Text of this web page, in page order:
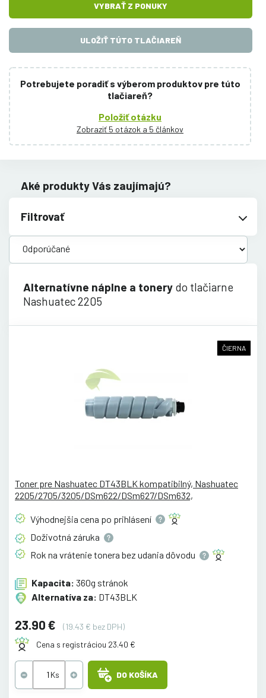
VYBRAŤ Z PONUKY
ULOŽIŤ TÚTO TLAČIAREŇ
Potrebujete poradiť s výberom produktov pre túto
tlačiareň?
Položiť otázku
Zobraziť 5 otázok a 5 článkov
Aké produkty Vás zaujímajú?
Filtrovať
Alternatívne náplne a tonery do tlačiarne
Nashuatec 2205
ČIERNA
Toner pre Nashuatec DT43BLK kompatibilný, Nashuatec
2205/2705/3205/DSm622/DSm627/DSm632,
Výhodnejšia cena po prihlásení
Doživotná záruka
Rok na vrátenie tonera bez udania dôvodu
Kapacita: 360g stránok
Alternatíva za: DT43BLK
23.90 €
(19.43 € bez DPH)
Cena s registráciou 23.40 €
DO KOŠÍKA